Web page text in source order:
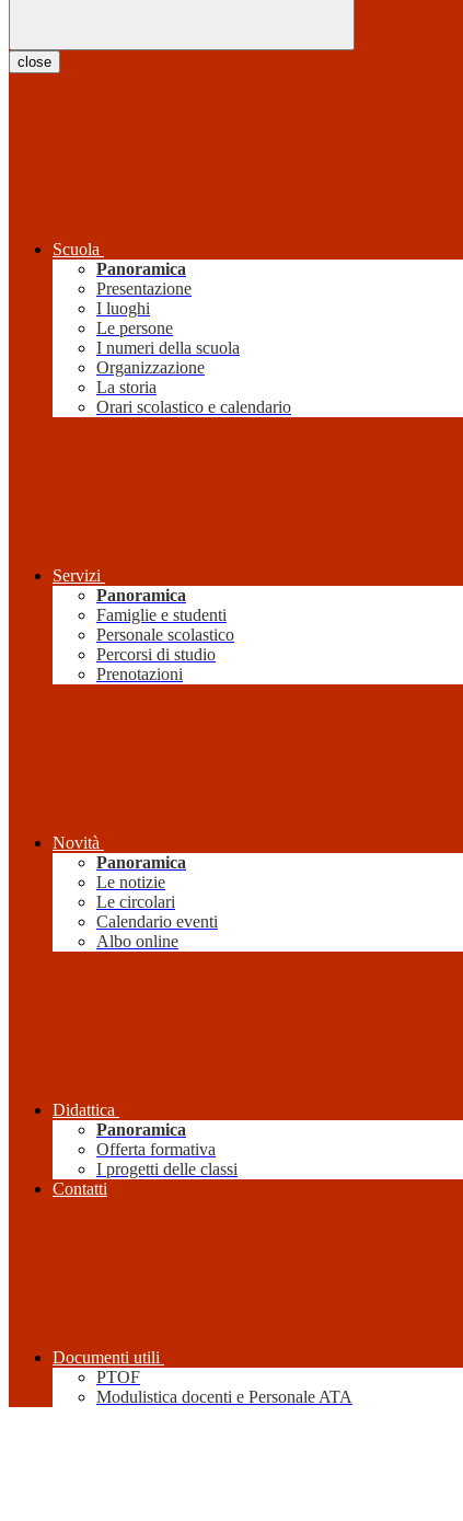
close
Scuola
Panoramica
Presentazione
I luoghi
Le persone
I numeri della scuola
Organizzazione
La storia
Orari scolastico e calendario
Servizi
Panoramica
Famiglie e studenti
Personale scolastico
Percorsi di studio
Prenotazioni
Novità
Panoramica
Le notizie
Le circolari
Calendario eventi
Albo online
Didattica
Panoramica
Offerta formativa
I progetti delle classi
Contatti
Documenti utili
PTOF
Modulistica docenti e Personale ATA